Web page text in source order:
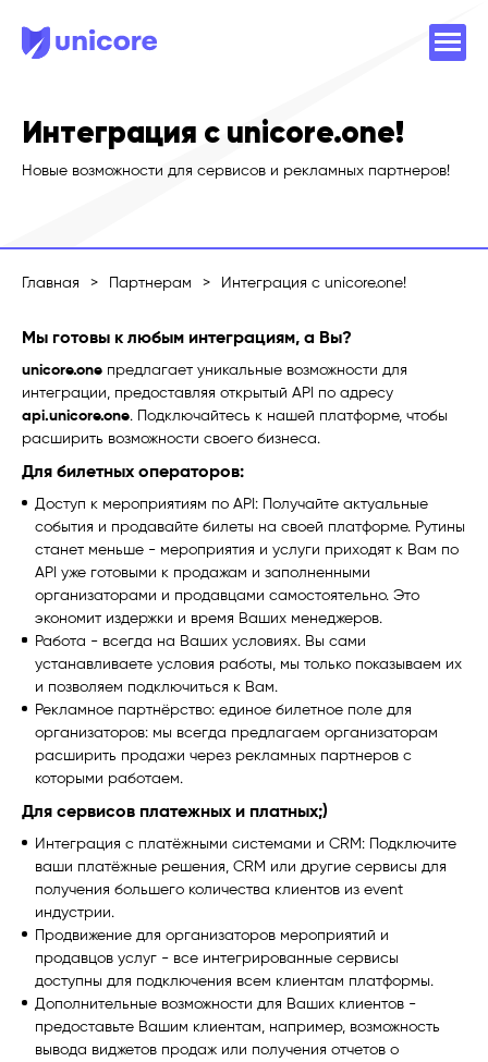
Интеграция с unicore.one!
Новые возможности для сервисов и рекламных партнеров!
Главная > Партнерам > Интеграция с unicore.one!
Мы готовы к любым интеграциям, а Вы?
unicore.one предлагает уникальные возможности для
интеграции, предоставляя открытый API по адресу
api.unicore.one. Подключайтесь к нашей платформе, чтобы
расширить возможности своего бизнеса.
Для билетных операторов:
Доступ к мероприятиям по API: Получайте актуальные
события и продавайте билеты на своей платформе. Рутины
станет меньше - мероприятия и услуги приходят к Вам по
API уже готовыми к продажам и заполненными
организаторами и продавцами самостоятельно. Это
экономит издержки и время Ваших менеджеров.
Работа - всегда на Ваших условиях. Вы сами
устанавливаете условия работы, мы только показываем их
и позволяем подключиться к Вам.
Рекламное партнёрство: единое билетное поле для
организаторов: мы всегда предлагаем организаторам
расширить продажи через рекламных партнеров с
которыми работаем.
Для сервисов платежных и платных;)
Интеграция с платёжными системами и CRM: Подключите
ваши платёжные решения, CRM или другие сервисы для
получения большего количества клиентов из event
индустрии.
Продвижение для организаторов мероприятий и
продавцов услуг - все интегрированные сервисы
доступны для подключения всем клиентам платформы.
Дополнительные возможности для Ваших клиентов -
предоставьте Вашим клиентам, например, возможность
вывода виджетов продаж или получения отчетов о